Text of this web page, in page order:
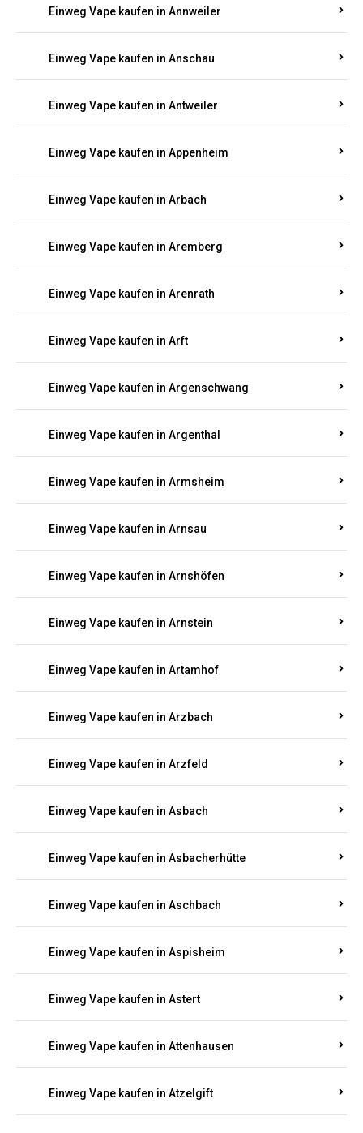
Einweg Vape kaufen in Annweiler
Einweg Vape kaufen in Anschau
Einweg Vape kaufen in Antweiler
Einweg Vape kaufen in Appenheim
Einweg Vape kaufen in Arbach
Einweg Vape kaufen in Aremberg
Einweg Vape kaufen in Arenrath
Einweg Vape kaufen in Arft
Einweg Vape kaufen in Argenschwang
Einweg Vape kaufen in Argenthal
Einweg Vape kaufen in Armsheim
Einweg Vape kaufen in Arnsau
Einweg Vape kaufen in Arnshöfen
Einweg Vape kaufen in Arnstein
Einweg Vape kaufen in Artamhof
Einweg Vape kaufen in Arzbach
Einweg Vape kaufen in Arzfeld
Einweg Vape kaufen in Asbach
Einweg Vape kaufen in Asbacherhütte
Einweg Vape kaufen in Aschbach
Einweg Vape kaufen in Aspisheim
Einweg Vape kaufen in Astert
Einweg Vape kaufen in Attenhausen
Einweg Vape kaufen in Atzelgift